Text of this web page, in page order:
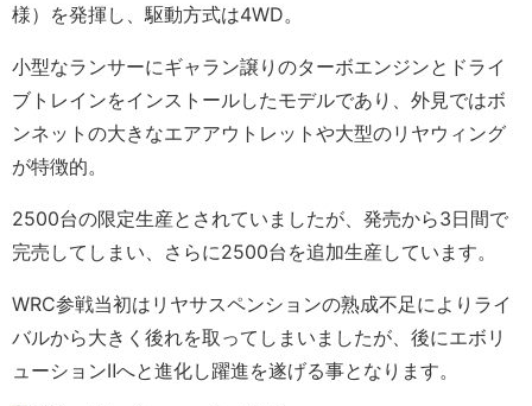
様）を発揮し、駆動方式は4WD。
小型なランサーにギャラン譲りのターボエンジンとドライ
ブトレインをインストールしたモデルであり、外見ではボ
ンネットの大きなエアアウトレットや大型のリヤウィング
が特徴的。
2500台の限定生産とされていましたが、発売から3日間で
完売してしまい、さらに2500台を追加生産しています。
WRC参戦当初はリヤサスペンションの熟成不足によりライ
バルから大きく後れを取ってしまいましたが、後にエボリ
ューションⅡへと進化し躍進を遂げる事となります。